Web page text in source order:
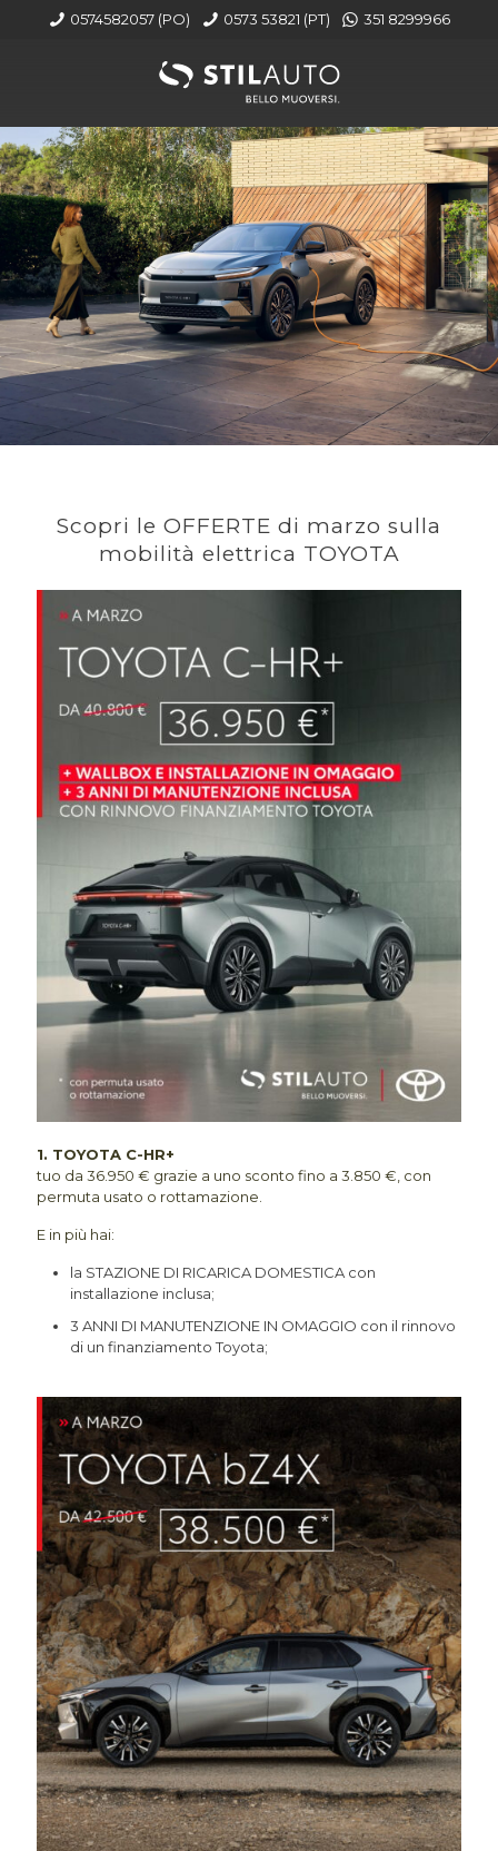
0574582057 (PO) 0573 53821 (PT) 351 8299966
Scopri le OFFERTE di marzo sulla
mobilità elettrica TOYOTA
1. TOYOTA C-HR+
tuo da 36.950 € grazie a uno sconto fino a 3.850 €, con
permuta usato o rottamazione.
E in più hai:
la STAZIONE DI RICARICA DOMESTICA con
installazione inclusa;
3 ANNI DI MANUTENZIONE IN OMAGGIO con il rinnovo
di un finanziamento Toyota;